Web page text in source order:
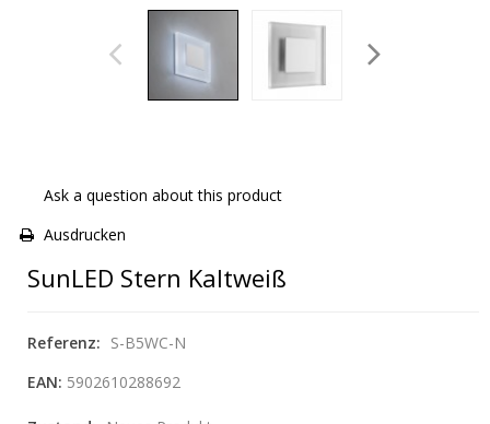
Ask a question about this product
Ausdrucken
SunLED Stern Kaltweiß
Referenz: S-B5WC-N
EAN: 5902610288692